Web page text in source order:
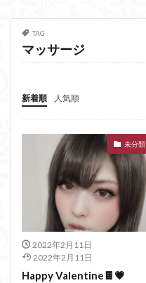
TAG
マッサージ
新着順 人気順
未分類
2022年2月11日
2022年2月11日
Happy Valentine🍫💗